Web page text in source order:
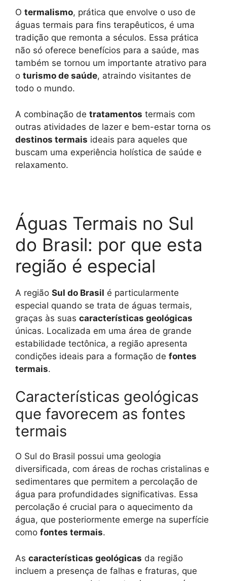
O termalismo, prática que envolve o uso de
águas termais para fins terapêuticos, é uma
tradição que remonta a séculos. Essa prática
não só oferece benefícios para a saúde, mas
também se tornou um importante atrativo para
o turismo de saúde, atraindo visitantes de
todo o mundo.
A combinação de tratamentos termais com
outras atividades de lazer e bem-estar torna os
destinos termais ideais para aqueles que
buscam uma experiência holística de saúde e
relaxamento.
Águas Termais no Sul
do Brasil: por que esta
região é especial
A região Sul do Brasil é particularmente
especial quando se trata de águas termais,
graças às suas características geológicas
únicas. Localizada em uma área de grande
estabilidade tectônica, a região apresenta
condições ideais para a formação de fontes
termais.
Características geológicas
que favorecem as fontes
termais
O Sul do Brasil possui uma geologia
diversificada, com áreas de rochas cristalinas e
sedimentares que permitem a percolação de
água para profundidades significativas. Essa
percolação é crucial para o aquecimento da
água, que posteriormente emerge na superfície
como fontes termais.
As características geológicas da região
incluem a presença de falhas e fraturas, que